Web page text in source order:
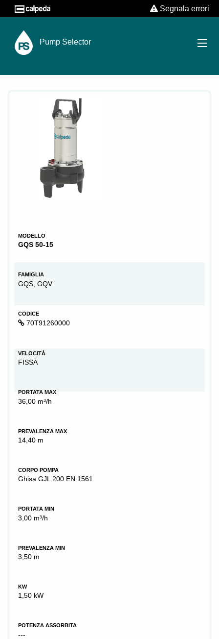
Segnala errori
Pump Selector
MODELLO
GQS 50-15
FAMIGLIA
GQS, GQV
CODICE
70T91260000
VELOCITÀ
FISSA
PORTATA MAX
36,00 m³/h
PREVALENZA MAX
14,40 m
CORPO POMPA
Ghisa GJL 200 EN 1561
PORTATA MIN
3,00 m³/h
PREVALENZA MIN
3,50 m
KW
1,50 kW
POTENZA ASSORBITA
---